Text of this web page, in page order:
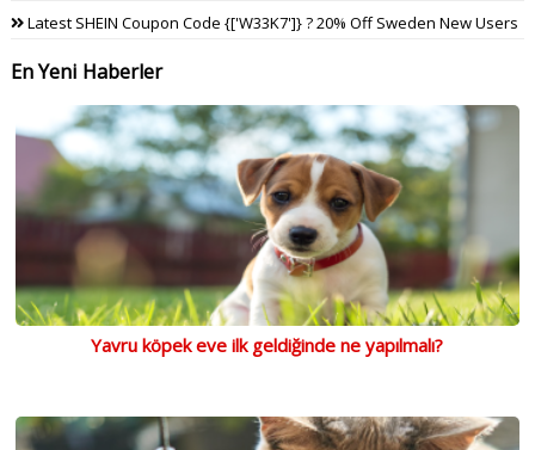
Latest SHEIN Coupon Code {['W33K7']} ? 20% Off Sweden New Users
En Yeni Haberler
Yavru köpek eve ilk geldiğinde ne yapılmalı?